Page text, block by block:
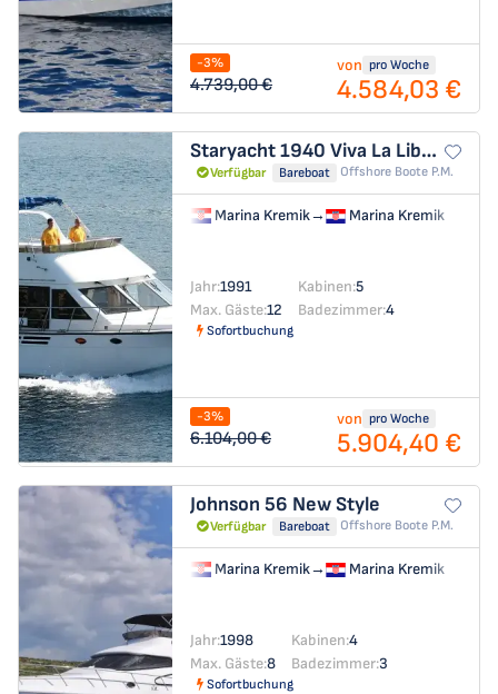
-3%
4.739,00 €
von pro Woche
4.584,03 €
Staryacht 1940 Viva La Libertad
Verfügbar Bareboat Offshore Boote P.m.
Marina Kremik→ Marina Kremik
Jahr:1991 Kabinen:5
Max. Gäste:12 Badezimmer:4
Sofortbuchung
-3%
6.104,00 €
von pro Woche
5.904,40 €
Johnson 56 New Style
Verfügbar Bareboat Offshore Boote P.m.
Marina Kremik→ Marina Kremik
Jahr:1998 Kabinen:4
Max. Gäste:8 Badezimmer:3
Sofortbuchung